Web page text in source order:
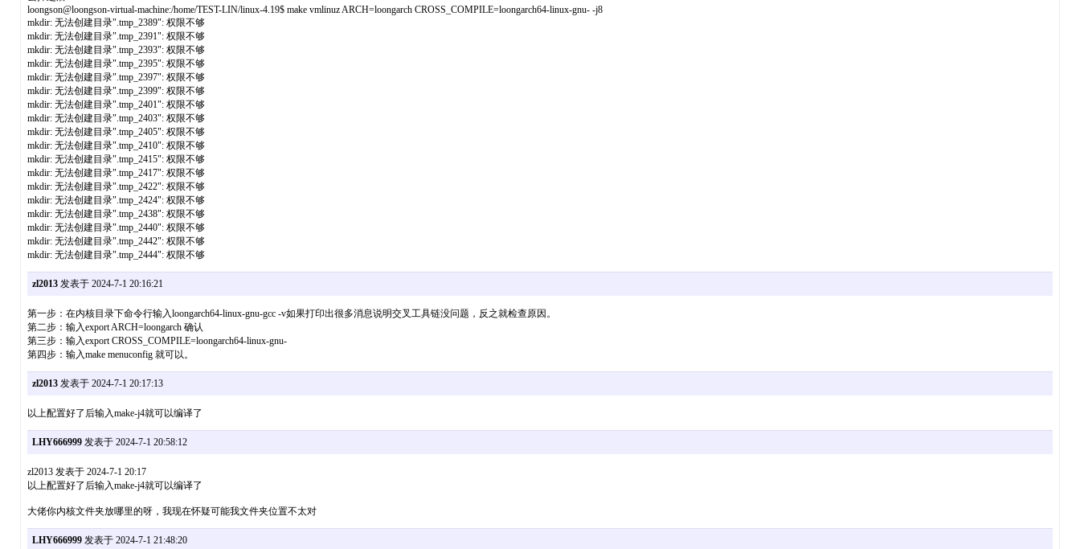
loongson@loongson-virtual-machine:/home/TEST-LIN/linux-4.19$ make vmlinuz ARCH=loongarch CROSS_COMPILE=loongarch64-linux-gnu- -j8
mkdir: 无法创建目录".tmp_2389": 权限不够
mkdir: 无法创建目录".tmp_2391": 权限不够
mkdir: 无法创建目录".tmp_2393": 权限不够
mkdir: 无法创建目录".tmp_2395": 权限不够
mkdir: 无法创建目录".tmp_2397": 权限不够
mkdir: 无法创建目录".tmp_2399": 权限不够
mkdir: 无法创建目录".tmp_2401": 权限不够
mkdir: 无法创建目录".tmp_2403": 权限不够
mkdir: 无法创建目录".tmp_2405": 权限不够
mkdir: 无法创建目录".tmp_2410": 权限不够
mkdir: 无法创建目录".tmp_2415": 权限不够
mkdir: 无法创建目录".tmp_2417": 权限不够
mkdir: 无法创建目录".tmp_2422": 权限不够
mkdir: 无法创建目录".tmp_2424": 权限不够
mkdir: 无法创建目录".tmp_2438": 权限不够
mkdir: 无法创建目录".tmp_2440": 权限不够
mkdir: 无法创建目录".tmp_2442": 权限不够
mkdir: 无法创建目录".tmp_2444": 权限不够
zl2013发表于 2024-7-1 20:16:21
第一步：在内核目录下命令行输入loongarch64-linux-gnu-gcc -v如果打印出很多消息说明交叉工具链没问题，反之就检查原因。
第二步：输入export ARCH=loongarch 确认
第三步：输入export CROSS_COMPILE=loongarch64-linux-gnu-
第四步：输入make menuconfig 就可以。
zl2013发表于 2024-7-1 20:17:13
以上配置好了后输入make-j4就可以编译了
LHY666999发表于 2024-7-1 20:58:12
zl2013 发表于 2024-7-1 20:17
以上配置好了后输入make-j4就可以编译了
大佬你内核文件夹放哪里的呀，我现在怀疑可能我文件夹位置不太对
LHY666999发表于 2024-7-1 21:48:20